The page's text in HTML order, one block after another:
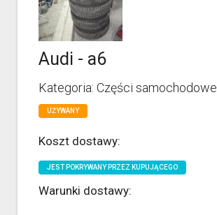
Audi - a6
Kategoria: Części samochodowe
UŻYWANY
Koszt dostawy:
JEST POKRYWANY PRZEZ KUPUJĄCEGO
Warunki dostawy: